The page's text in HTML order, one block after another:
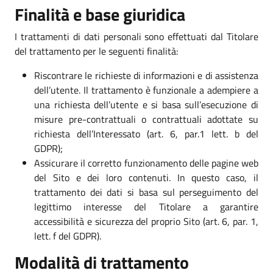
Finalità e base giuridica
I trattamenti di dati personali sono effettuati dal Titolare
del trattamento per le seguenti finalità:
Riscontrare le richieste di informazioni e di assistenza
dell’utente. Il trattamento è funzionale a adempiere a
una richiesta dell’utente e si basa sull’esecuzione di
misure pre-contrattuali o contrattuali adottate su
richiesta dell’Interessato (art. 6, par.1 lett. b del
GDPR);
Assicurare il corretto funzionamento delle pagine web
del Sito e dei loro contenuti. In questo caso, il
trattamento dei dati si basa sul perseguimento del
legittimo interesse del Titolare a garantire
accessibilità e sicurezza del proprio Sito (art. 6, par. 1,
lett. f del GDPR).
Modalità di trattamento